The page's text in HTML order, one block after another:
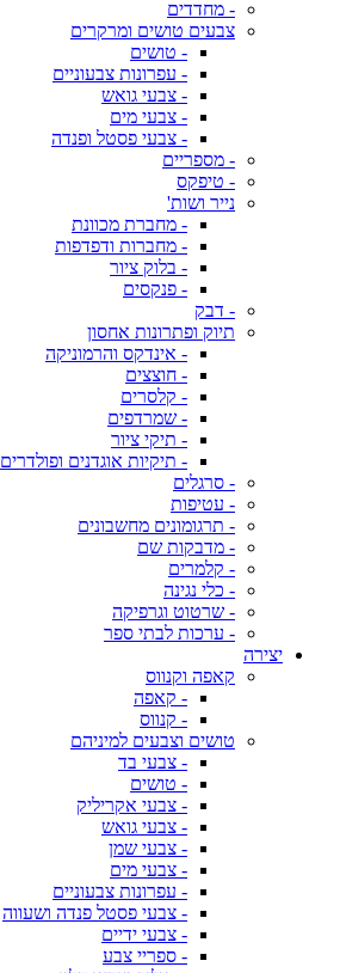
- מחדדים
צבעים טושים ומרקרים
- טושים
- עפרונות צבעוניים
- צבעי גואש
- צבעי מים
- צבעי פסטל ופנדה
- מספריים
- טיפקס
נייר ושות'
- מחברת מכוונת
- מחברות ודפדפות
- בלוק ציור
- פנקסים
- דבק
תיוק ופתרונות אחסון
- אינדקס והרמוניקה
- חוצצים
- קלסרים
- שמרדפים
- תיקי ציור
- תיקיות אוגדנים ופולדרים
- סרגלים
- עטיפות
- תרגומונים מחשבונים
- מדבקות שם
- קלמרים
- כלי נגינה
- שרטוט וגרפיקה
- ערכות לבתי ספר
יצירה
קאפה וקנווס
- קאפה
- קנווס
טושים וצבעים למיניהם
- צבעי בד
- טושים
- צבעי אקריליק
- צבעי גואש
- צבעי שמן
- צבעי מים
- עפרונות צבעוניים
- צבעי פסטל פנדה ושעווה
- צבעי ידיים
- ספריי צבע